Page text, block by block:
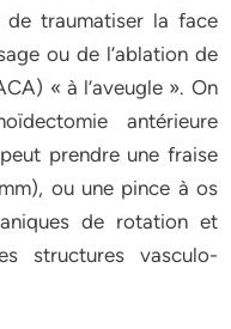
traumatiser la face
ou de l’ablation de
« à l’aveugle ». On
antérieure
prendre une fraise
ou une pince à os
de rotation et
structures vasculo-